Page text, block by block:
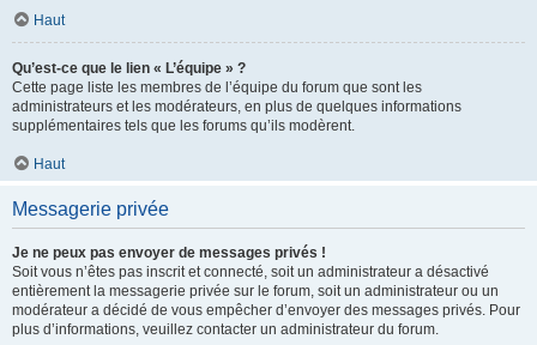
Haut
Qu’est-ce que le lien « L’équipe » ?
Cette page liste les membres de l’équipe du forum que sont les
administrateurs et les modérateurs, en plus de quelques informations
supplémentaires tels que les forums qu’ils modèrent.
Haut
Messagerie privée
Je ne peux pas envoyer de messages privés !
Soit vous n’êtes pas inscrit et connecté, soit un administrateur a désactivé
entièrement la messagerie privée sur le forum, soit un administrateur ou un
modérateur a décidé de vous empêcher d’envoyer des messages privés. Pour
plus d’informations, veuillez contacter un administrateur du forum.